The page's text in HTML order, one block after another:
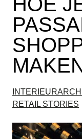
RETAIL STORIES